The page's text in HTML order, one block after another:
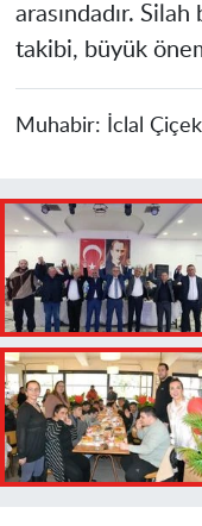
arasındadır.
takibi, büyük
Muhabir: İclal Çiçek